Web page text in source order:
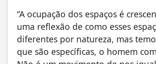
“A ocupação dos espaços é
uma reflexão de como esses
diferentes por natureza, mas
que são específicas, o homem